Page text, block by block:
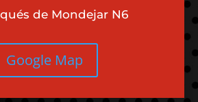
de Mondejar N6
Google Map